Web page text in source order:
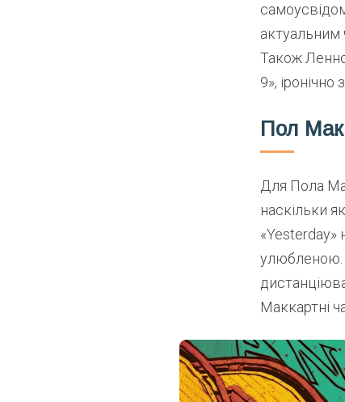
актуальним
Також
9»,
Пол
Для Пола
наскільки
«Yesterday»
улюбленою.
Маккартні